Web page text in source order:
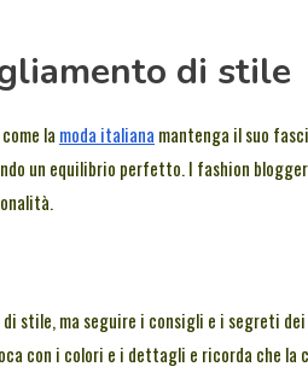
di stile
la moda italiana mantenga il suo
un equilibrio perfetto. I fashion
stile, ma seguire i consigli e i segreti
con i colori e i dettagli e ricorda che